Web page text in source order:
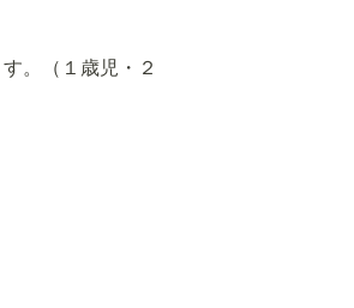
。（１歳児・２